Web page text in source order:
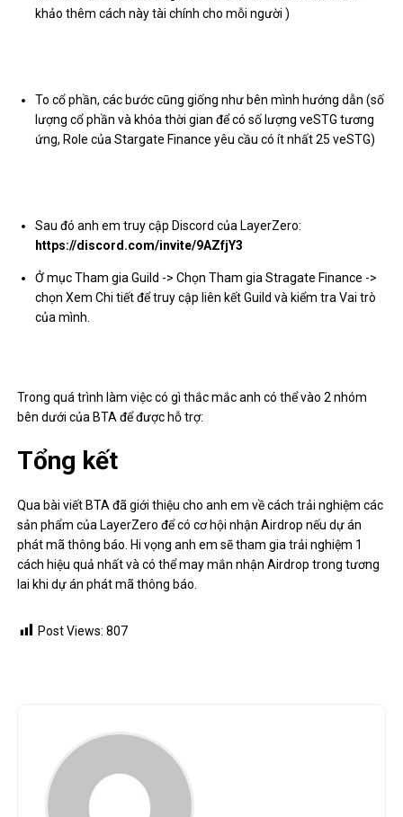
khảo thêm cách này tài chính cho mỗi người )
To cổ phần, các bước cũng giống như bên mình hướng dẫn (số
lượng cổ phần và khóa thời gian để có số lượng veSTG tương
ứng, Role của Stargate Finance yêu cầu có ít nhất 25 veSTG)
Sau đó anh em truy cập Discord của LayerZero:
https://discord.com/invite/9AZfjY3
Ở mục Tham gia Guild -> Chọn Tham gia Stragate Finance ->
chọn Xem Chi tiết để truy cập liên kết Guild và kiểm tra Vai trò
của mình.
Trong quá trình làm việc có gì thắc mắc anh có thể vào 2 nhóm
bên dưới của BTA để được hỗ trợ:
Tổng kết
Qua bài viết BTA đã giới thiệu cho anh em về cách trải nghiệm các
sản phẩm của LayerZero để có cơ hội nhận Airdrop nếu dự án
phát mã thông báo. Hi vọng anh em sẽ tham gia trải nghiệm 1
cách hiệu quả nhất và có thể may mắn nhận Airdrop trong tương
lai khi dự án phát mã thông báo.
Post Views: 807